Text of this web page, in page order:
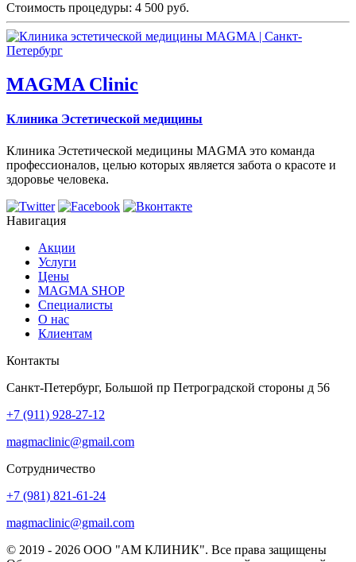
Стоимость процедуры: 4 500 руб.
MAGMA Clinic
Клиника Эстетической медицины
Клиника Эстетической медицины MAGMA это команда
профессионалов, целью которых является забота о красоте и
здоровье человека.
Навигация
Акции
Услуги
Цены
MAGMA SHOP
Специалисты
О нас
Клиентам
Контакты
Санкт-Петербург, Большой пр Петроградской стороны д 56
+7 (911) 928-27-12
magmaclinic@gmail.com
Сотрудничество
+7 (981) 821-61-24
magmaclinic@gmail.com
© 2019 - 2026 ООО "АМ КЛИНИК". Все права защищены